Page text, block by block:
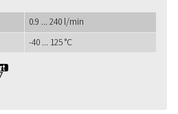
0.9 ... 240 l/min
-40 ... 125 °C